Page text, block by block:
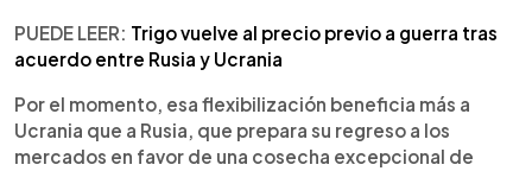
PUEDE LEER: Trigo vuelve al precio previo a guerra tras
acuerdo entre Rusia y Ucrania
Por el momento, esa flexibilización beneficia más a
Ucrania que a Rusia, que prepara su regreso a los
mercados en favor de una cosecha excepcional de